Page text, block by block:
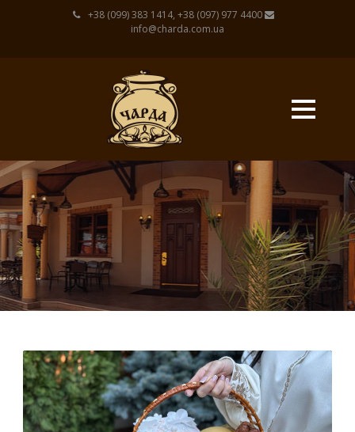
+38 (099) 383 1414, +38 (097) 977 4400
info@charda.com.ua